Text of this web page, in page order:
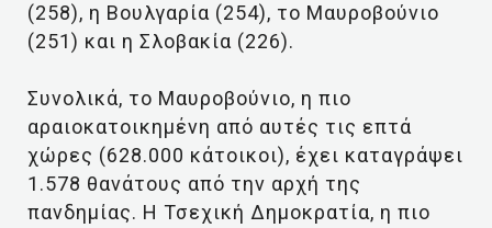
(258), η Βουλγαρία (254), το Μαυροβούνιο
(251) και η Σλοβακία (226).
Συνολικά, το Μαυροβούνιο, η πιο
αραιοκατοικημένη από αυτές τις επτά
χώρες (628.000 κάτοικοι), έχει καταγράψει
1.578 θανάτους από την αρχή της
πανδημίας. Η Τσεχική Δημοκρατία, η πιο